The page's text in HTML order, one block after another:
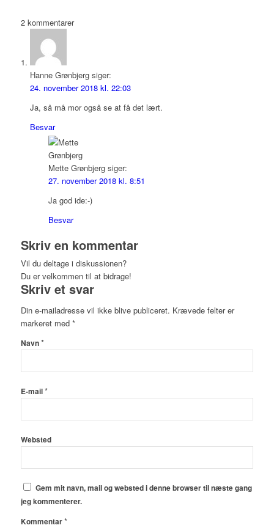
2 kommentarer
Hanne Grønbjerg siger:
24. november 2018 kl. 22:03
Ja, så må mor også se at få det lært.
Besvar
Mette Grønbjerg siger:
27. november 2018 kl. 8:51
Ja god ide:-)
Besvar
Skriv en kommentar
Vil du deltage i diskussionen?
Du er velkommen til at bidrage!
Skriv et svar
Din e-mailadresse vil ikke blive publiceret. Krævede felter er
markeret med *
Navn*
E-mail*
Websted
Gem mit navn, mail og websted i denne browser til næste gang
jeg kommenterer.
Kommentar*